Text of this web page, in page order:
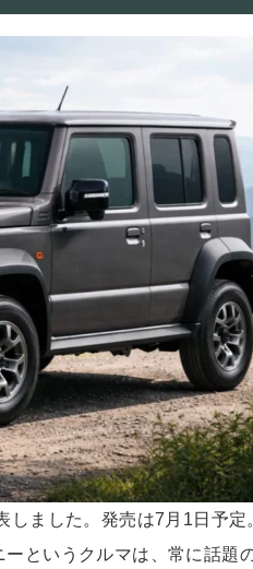
しました。発売は7月1日予
というクルマは、常に話題